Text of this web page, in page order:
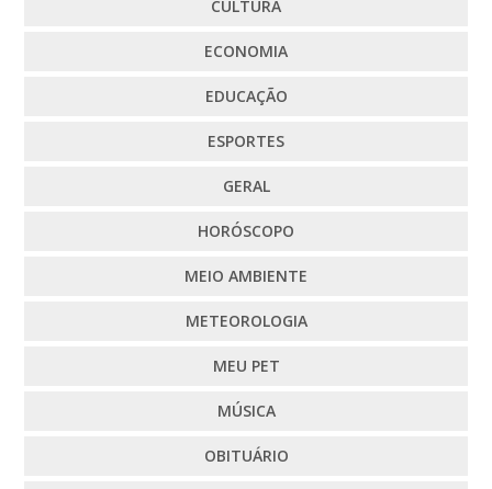
CULTURA
ECONOMIA
EDUCAÇÃO
ESPORTES
GERAL
HORÓSCOPO
MEIO AMBIENTE
METEOROLOGIA
MEU PET
MÚSICA
OBITUÁRIO